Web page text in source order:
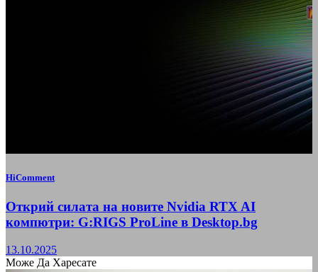
HiComment
Открий силата на новите Nvidia RTX AI
компютри: G:RIGS ProLine в Desktop.bg
13.10.2025
Може Да Харесате